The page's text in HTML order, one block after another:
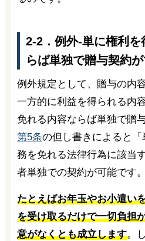
2-2．例外-単に権利
らば単独で贈与契約
例外規定として、贈与の内
一方的に利益を得られる内
免れる内容ならば単独で贈
第5条の但し書きによると
務を免れる法律行為に該当
者単独での契約が可能です。
たとえばお年玉やお小遣い
を受け取るだけで一切負担
意がなくとも成立します。